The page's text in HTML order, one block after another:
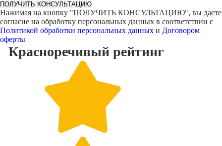
ПОЛУЧИТЬ КОНСУЛЬТАЦИЮ
Нажимая на кнопку "ПОЛУЧИТЬ КОНСУЛЬТАЦИЮ", вы даете
согласие на обработку персональных данных в соответствии с
Политикой обработки персональных данных и Договором
оферты
Красноречивый рейтинг